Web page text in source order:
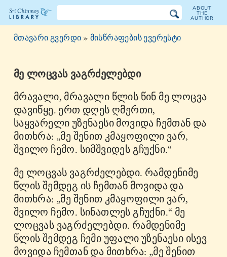
The
Chinmoy
Library
ABOUT
THE
AUTHOR
მთავარი გვერდი » მისწრაფების ევერესტი
მე ლოცვას ვაგრძელებდი
მრავალი, მრავალი წლის წინ მე ლოცვა
დავიწყე. ერთ დღეს ღმერთი,
საყვარელი უზენაესი მოვიდა ჩემთან და
მითხრა: „მე შენით კმაყოფილი ვარ,
შვილო ჩემო. სიმშვიდეს გჩუქნი.“
მე ლოცვას ვაგრძელებდი. რამდენიმე
წლის შემდეგ ის ჩემთან მოვიდა და
მითხრა: „მე შენით კმაყოფილი ვარ,
შვილო ჩემო. სინათლეს გჩუქნი.“ მე
ლოცვას ვაგრძელებდი. რამდენიმე
წლის შემდეგ ჩემი უფალი უზენაესი ისევ
მოვიდა ჩემთან და მითხრა: „მე შენით